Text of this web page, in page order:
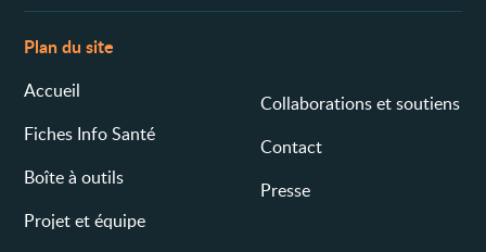
Plan du site
Accueil
Fiches Info Santé
Boîte à outils
Projet et équipe
Collaborations et soutiens
Contact
Presse